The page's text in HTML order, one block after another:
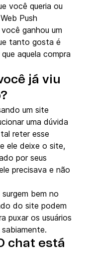
você queria ou
Push
ganhou um
tanto gosta é
aquela compra
já viu
um site
uma dúvida
reter esse
ele deixe o site,
por seus
precisava e não
bem no
do site podem
puxar os usuários
chat está